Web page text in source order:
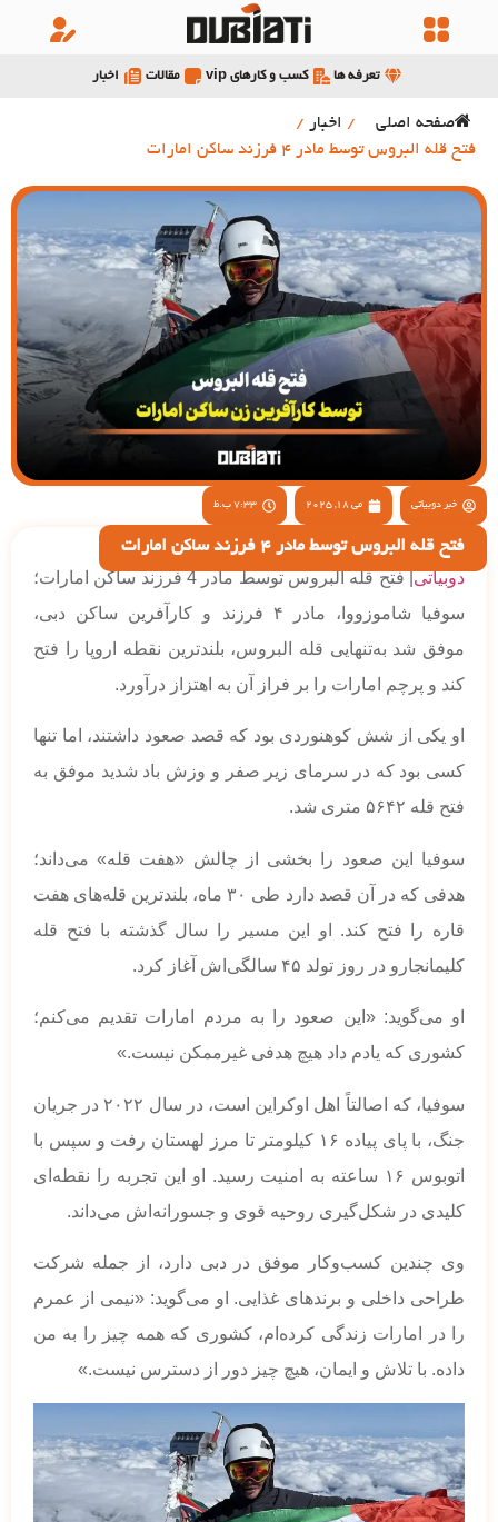
تعرفه ها کسب و کارهای vip مقالات اخبار
صفحه اصلی / اخبار /
فتح قله البروس توسط مادر 4 فرزند ساکن امارات
خبر دوبیاتی می 18, 2025 7:33 ب.ظ
فتح قله البروس توسط مادر 4 فرزند ساکن امارات
دوبیاتی
| فتح قله البروس توسط مادر 4 فرزند ساکن امارات؛
سوفیا شاموزووا، مادر ۴ فرزند و کارآفرین ساکن دبی،
موفق شد به‌تنهایی قله البروس، بلندترین نقطه اروپا را فتح
کند و پرچم امارات را بر فراز آن به اهتزاز درآورد.
او یکی از شش کوهنوردی بود که قصد صعود داشتند، اما تنها
کسی بود که در سرمای زیر صفر و وزش باد شدید موفق به
فتح قله ۵۶۴۲ متری شد.
سوفیا این صعود را بخشی از چالش «هفت قله» می‌داند؛
هدفی که در آن قصد دارد طی ۳۰ ماه، بلندترین قله‌های هفت
قاره را فتح کند. او این مسیر را سال گذشته با فتح قله
کلیمانجارو در روز تولد ۴۵ سالگی‌اش آغاز کرد.
او می‌گوید: «این صعود را به مردم امارات تقدیم می‌کنم؛
کشوری که یادم داد هیچ هدفی غیرممکن نیست.»
سوفیا، که اصالتاً اهل اوکراین است، در سال ۲۰۲۲ در جریان
جنگ، با پای پیاده ۱۶ کیلومتر تا مرز لهستان رفت و سپس با
اتوبوس ۱۶ ساعته به امنیت رسید. او این تجربه را نقطه‌ای
کلیدی در شکل‌گیری روحیه قوی و جسورانه‌اش می‌داند.
وی چندین کسب‌وکار موفق در دبی دارد، از جمله شرکت
طراحی داخلی و برندهای غذایی. او می‌گوید: «نیمی از عمرم
را در امارات زندگی کرده‌ام، کشوری که همه چیز را به من
داده. با تلاش و ایمان، هیچ چیز دور از دسترس نیست.»